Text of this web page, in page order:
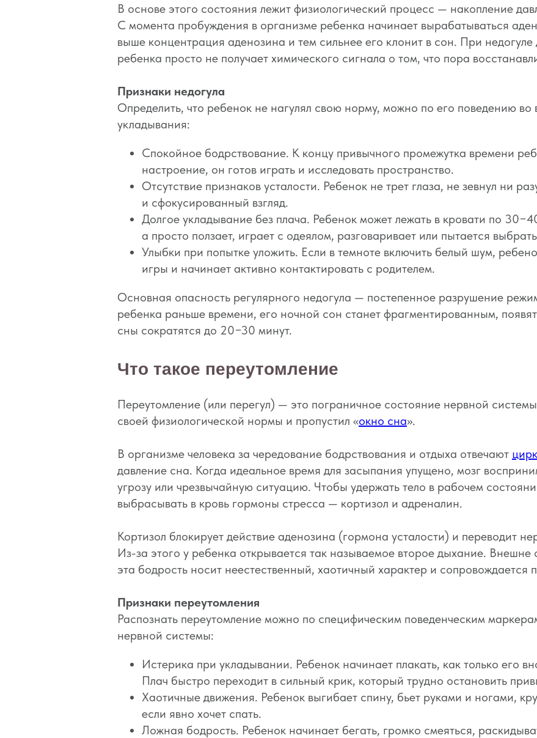
В основе этого состояния лежит физиологический процесс — накопление
С момента пробуждения в организме ребенка начинает вырабатываться
выше концентрация аденозина и тем сильнее его клонит в сон. При
ребенка просто не получает химического сигнала о том, что пора
Признаки недогула
Определить, что ребенок не нагулял свою норму, можно по его поведению
укладывания:
Спокойное бодрствование. К концу привычного промежутка времени
настроение, он готов играть и исследовать пространство.
Отсутствие признаков усталости. Ребенок не трет глаза, не зевнул ни
и сфокусированный взгляд.
Долгое укладывание без плача. Ребенок может лежать в кровати по
а просто ползает, играет с одеялом, разговаривает или пытается
Улыбки при попытке уложить. Если в темноте включить белый шум,
игры и начинает активно контактировать с родителем.
Основная опасность регулярного недогула — постепенное разрушение
ребенка раньше времени, его ночной сон станет фрагментированным,
сны сократятся до 20−30 минут.
Что такое переутомление
Переутомление (или перегул) — это пограничное состояние нервной
своей физиологической нормы и пропустил «окно сна».
В организме человека за чередование бодрствования и отдыха отвечают
давление сна. Когда идеальное время для засыпания упущено, мозг
угрозу или чрезвычайную ситуацию. Чтобы удержать тело в рабочем
выбрасывать в кровь гормоны стресса — кортизол и адреналин.
Кортизол блокирует действие аденозина (гормона усталости) и переводит
Из-за этого у ребенка открывается так называемое второе дыхание.
эта бодрость носит неестественный, хаотичный характер и сопровождается
Признаки переутомления
Распознать переутомление можно по специфическим поведенческим
нервной системы:
Истерика при укладывании. Ребенок начинает плакать, как только его
Плач быстро переходит в сильный крик, который трудно остановить
Хаотичные движения. Ребенок выгибает спину, бьет руками и ногами,
если явно хочет спать.
Ложная бодрость. Ребенок начинает бегать, громко смеяться,